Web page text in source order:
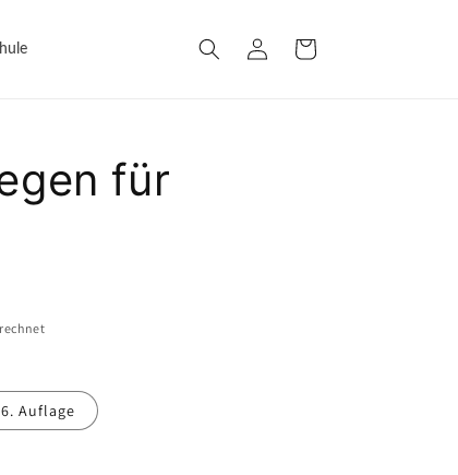
EinloggenWarenkorb
für
6. Auflage